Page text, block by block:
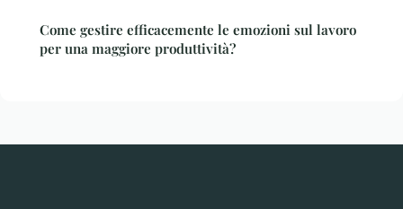
Come gestire efficacemente le emozioni sul lavoro
per una maggiore produttività?